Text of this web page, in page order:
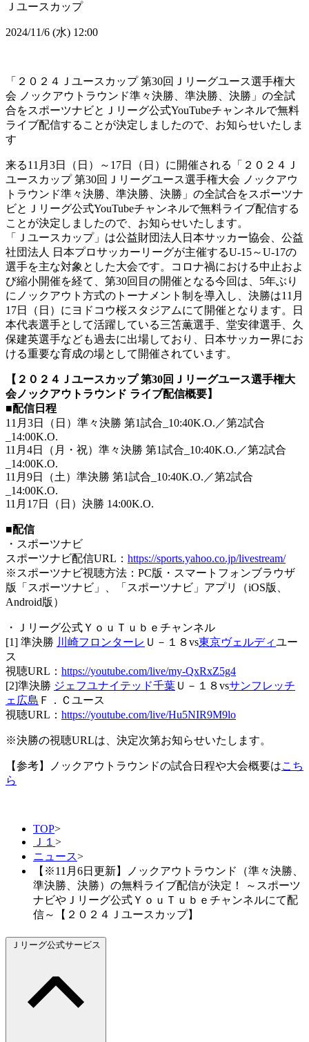
Ｊユースカップ
2024/11/6 (水) 12:00
「２０２４Ｊユースカップ 第30回Ｊリーグユース選手権大
会 ノックアウトラウンド準々決勝、準決勝、決勝」の全試
合をスポーツナビとＪリーグ公式YouTubeチャンネルで無料
ライブ配信することが決定しましたので、お知らせいたしま
す
来る11月3日（日）～17日（日）に開催される「２０２４Ｊ
ユースカップ 第30回Ｊリーグユース選手権大会 ノックアウ
トラウンド準々決勝、準決勝、決勝」の全試合をスポーツナ
ビとＪリーグ公式YouTubeチャンネルで無料ライブ配信する
ことが決定しましたので、お知らせいたします。
「Ｊユースカップ」は公益財団法人日本サッカー協会、公益
社団法人 日本プロサッカーリーグが主催するU-15～U-17の
選手を主な対象とした大会です。コロナ禍における中止およ
び縮小開催を経て、第30回目の開催となる今回は、5年ぶり
にノックアウト方式のトーナメント制を導入し、決勝は11月
17日（日）にヨドコウ桜スタジアムにて開催となります。日
本代表選手として活躍している三笘薫選手、堂安律選手、久
保建英選手なども過去に出場しており、日本サッカー界にお
ける重要な育成の場として開催されています。
【２０２４Ｊユースカップ 第30回Ｊリーグユース選手権大
会ノックアウトラウンド ライブ配信概要】
■配信日程
11月3日（日）準々決勝 第1試合_10:40K.O.／第2試合
_14:00K.O.
11月4日（月・祝）準々決勝 第1試合_10:40K.O.／第2試合
_14:00K.O.
11月9日（土）準決勝 第1試合_10:40K.O.／第2試合
_14:00K.O.
11月17日（日）決勝 14:00K.O.
■配信
・スポーツナビ
スポーツナビ配信URL： https://sports.yahoo.co.jp/livestream/
※スポーツナビ視聴方法：PC版・スマートフォンブラウザ
版「スポーツナビ」、「スポーツナビ」アプリ（iOS版、
Android版）
・Ｊリーグ公式ＹｏｕＴｕｂｅチャンネル
[1] 準決勝 川崎フロンターレ Ｕ－１８vs東京ヴェルディユー
ス
視聴URL： https://youtube.com/live/my-QxRxZ5g4
[2]準決勝 ジェフユナイテッド千葉 Ｕ－１８vsサンフレッチ
ェ広島 Ｆ．Ｃユース
視聴URL： https://youtube.com/live/Hu5NIR9M9lo
※決勝の視聴URLは、決定次第お知らせいたします。
【参考】ノックアウトラウンドの試合日程や大会概要はこち
ら
TOP>
Ｊ１ >
ニュース>
【※11月6日更新】ノックアウトラウンド（準々決勝、
準決勝、決勝）の無料ライブ配信が決定！ ～スポーツ
ナビやＪリーグ公式ＹｏｕＴｕｂｅチャンネルにて配
信～【２０２４Ｊユースカップ】
Ｊリーグ公式サービス